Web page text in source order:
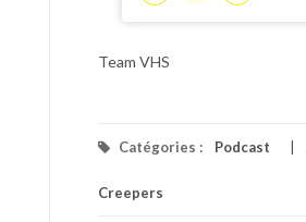
Team VHS
Catégories : Podcast
Creepers